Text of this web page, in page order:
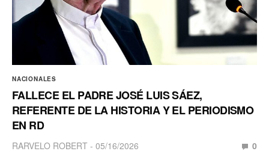
NACIONALES
FALLECE EL PADRE JOSÉ LUIS SÁEZ,
REFERENTE DE LA HISTORIA Y EL PERIODISMO
EN RD
RARVELO ROBERT 05/16/2026 0